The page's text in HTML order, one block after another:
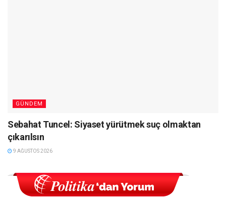
GÜNDEM
Sebahat Tuncel: Siyaset yürütmek suç olmaktan
çıkarılsın
9 AĞUSTOS 2026